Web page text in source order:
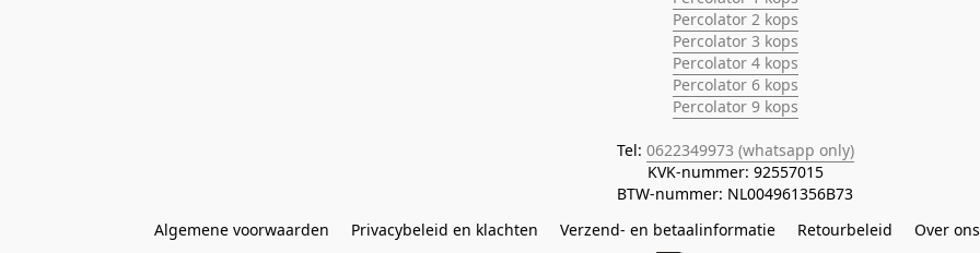
Percolator 2 kops
Percolator 3 kops
Percolator 4 kops
Percolator 6 kops
Percolator 9 kops
Tel: 0622349973 (whatsapp only)
KVK-nummer: 92557015
BTW-nummer: NL004961356B73
Algemene voorwaarden
Privacybeleid en klachten Verzend- en betaalinformatie Retourbeleid Over ons